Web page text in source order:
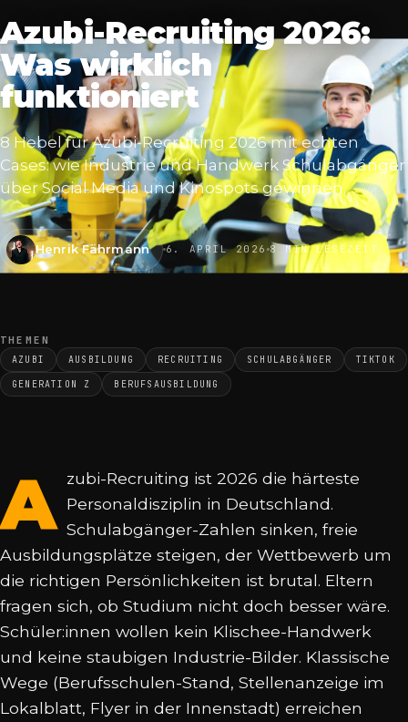
Azubi-Recruiting 2026:
Was wirklich
funktioniert
8 Hebel für Azubi-Recruiting 2026 mit echten
Cases: wie Industrie und Handwerk Schulabgänger
über Social Media und Kinospots gewinnen.
Henrik Fährmann 6. APRIL 2026 8 MIN LESEZEIT
THEMEN
AZUBI AUSBILDUNG RECRUITING SCHULABGÄNGER TIKTOK
GENERATION Z BERUFSAUSBILDUNG
A
zubi-Recruiting ist 2026 die härteste
Personaldisziplin in Deutschland.
Schulabgänger-Zahlen sinken, freie
Ausbildungsplätze steigen, der Wettbewerb um
die richtigen Persönlichkeiten ist brutal. Eltern
fragen sich, ob Studium nicht doch besser wäre.
Schüler:innen wollen kein Klischee-Handwerk
und keine staubigen Industrie-Bilder. Klassische
Wege (Berufsschulen-Stand, Stellenanzeige im
Lokalblatt, Flyer in der Innenstadt) erreichen